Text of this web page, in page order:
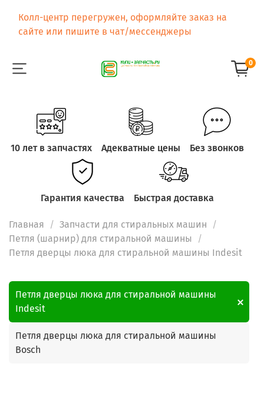
Колл-центр перегружен, оформляйте заказ на
сайте или пишите в чат/мессенджеры
0
10 лет в запчастях Адекватные цены Без звонков
Гарантия качества Быстрая доставка
Главная
Запчасти для стиральных машин
Петля (шарнир) для стиральной машины
Петля дверцы люка для стиральной машины Indesit
Петля дверцы люка для стиральной машины
Indesit
Петля дверцы люка для стиральной машины
Bosch